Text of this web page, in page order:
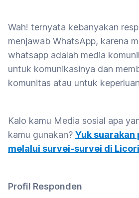
Wah! ternyata kebanyakan
menjawab WhatsApp, karena
whatsapp adalah media
untuk komunikasinya dan
komunitas atau untuk
Kalo kamu Media sosial apa
kamu gunakan? Yuk suarakan
melalui survei-survei di
Profil Responden